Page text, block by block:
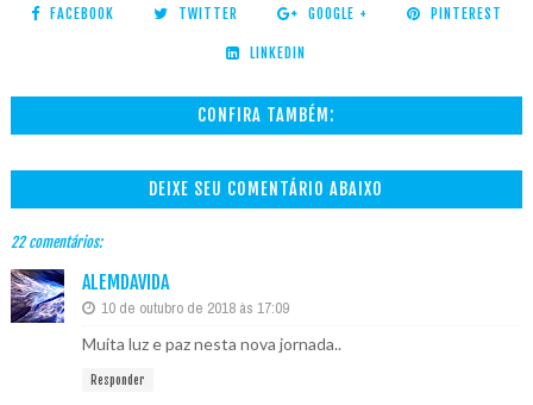
FACEBOOK TWITTER GOOGLE + PINTEREST
LINKEDIN
CONFIRA TAMBÉM:
DEIXE SEU COMENTÁRIO ABAIXO
22 comentários:
ALEMDAVIDA
10 de outubro de 2018 às 17:09
Muita luz e paz nesta nova jornada..
Responder